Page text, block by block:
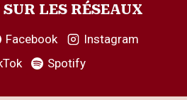
LES RÉSEAUX
Facebook
Instagram
Spotify